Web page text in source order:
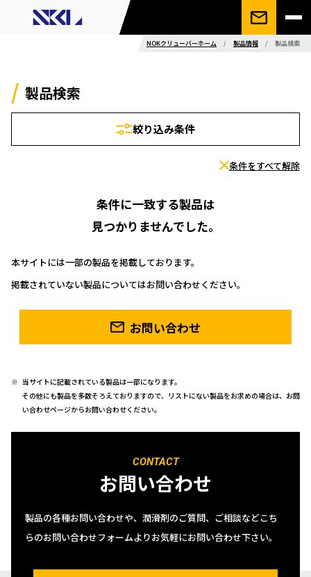
NOKクリューバーホーム / 製品情報 / 製品検索
製品検索
絞り込み条件
条件をすべて解除
条件に一致する製品は
見つかりませんでした。
本サイトには一部の製品を掲載しております。
掲載されていない製品についてはお問い合わせください。
お問い合わせ
当サイトに記載されている製品は一部になります。
その他にも製品を多数そろえておりますので、リストにない製品をお求めの場合は、お問
い合わせページからお問い合わせください。
CONTACT
お問い合わせ
製品の各種お問い合わせや、潤滑剤のご質問、ご相談などこち
らのお問い合わせフォームよりお気軽にお問い合わせ下さい。